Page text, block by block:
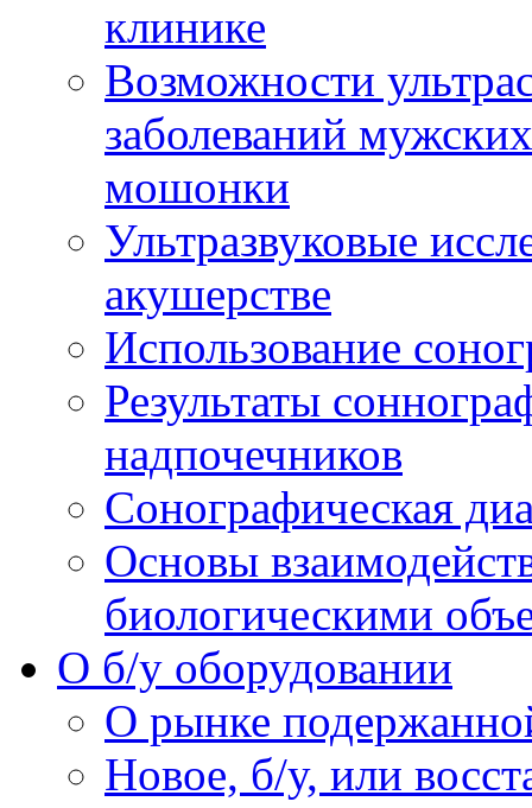
клинике
Возможности
заболеваний
мошонки
Ультразвуковые
акушерстве
Использование
Результаты
надпочечников
Сонографическая
Основы
биологическими
O б/у оборудовании
О рынке
Новое, б/у, или